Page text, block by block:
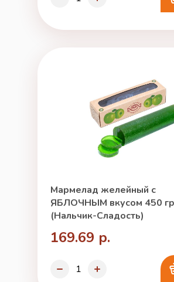
Мармелад желейный с
ЯБЛОЧНЫМ вкусом 450
(Нальчик-Сладость)
169.69 р.